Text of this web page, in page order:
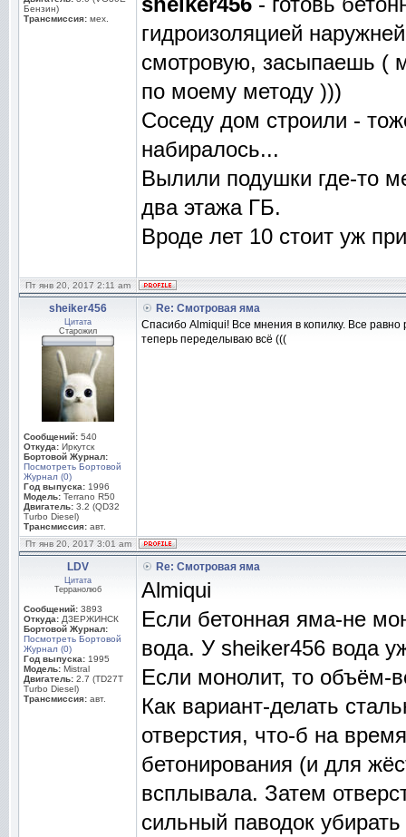
Бензин)
Трансмиссия: мех.
гидроизоляцией
смотровую, засыпаешь (
по моему методу )))
Соседу дом строили -
набиралось...
Вылили подушки где-то
два этажа ГБ.
Вроде лет 10 стоит уж
Пт янв 20, 2017 2:11 am
sheiker456
Цитата
Старожил
Сообщений: 540
Откуда: Иркутск
Бортовой Журнал:
Посмотреть Бортовой
Журнал (0)
Год выпуска: 1996
Модель: Terrano R50
Двигатель: 3.2 (QD32
Turbo Diesel)
Трансмиссия: авт.
Re: Смотровая яма
Спасибо Almiqui! Все мнения в копилку. Все
теперь переделываю всё (((
Пт янв 20, 2017 3:01 am
LDV
Цитата
Терранолюб
Сообщений: 3893
Откуда: ДЗЕРЖИНСК
Бортовой Журнал:
Посмотреть Бортовой
Журнал (0)
Год выпуска: 1995
Модель: Mistral
Двигатель: 2.7 (TD27T
Turbo Diesel)
Трансмиссия: авт.
Re: Смотровая яма
Almiqui
Если бетонная яма-не
вода. У sheiker456 вода
Если монолит, то объём-
Как вариант-делать
отверстия, что-б на
бетонирования (и для
всплывала. Затем
сильный паводок